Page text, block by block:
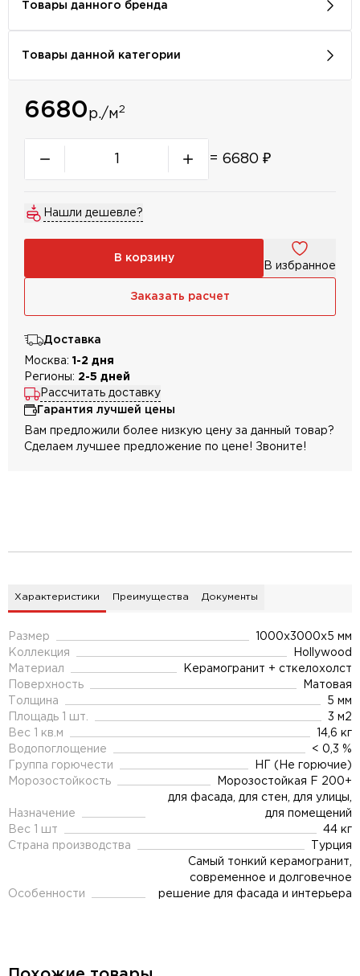
Товары данного бренда
Товары данной категории
6680р./м2
= 6680 ₽
Нашли дешевле?
В корзину
В избранное
Заказать расчет
Доставка
Москва: 1-2 дня
Регионы: 2-5 дней
Рассчитать доставку
Гарантия лучшей цены
Вам предложили более низкую цену за данный товар?
Сделаем лучшее предложение по цене! Звоните!
Характеристики Преимущества Документы
Размер
1000x3000x5 мм
Коллекция
Hollywood
Материал
Керамогранит + сткелохолст
Поверхность
Матовая
Толщина
5 мм
Площадь 1 шт.
3 м2
Вес 1 кв.м
14,6 кг
Водопоглощение
< 0,3 %
Группа горючести
НГ (Не горючие)
Морозостойкость
Морозостойкая F 200+
Назначение
для фасада, для стен, для улицы,
для помещений
Вес 1 шт
44 кг
Страна производства
Турция
Особенности
Самый тонкий керамогранит,
современное и долговечное
решение для фасада и интерьера